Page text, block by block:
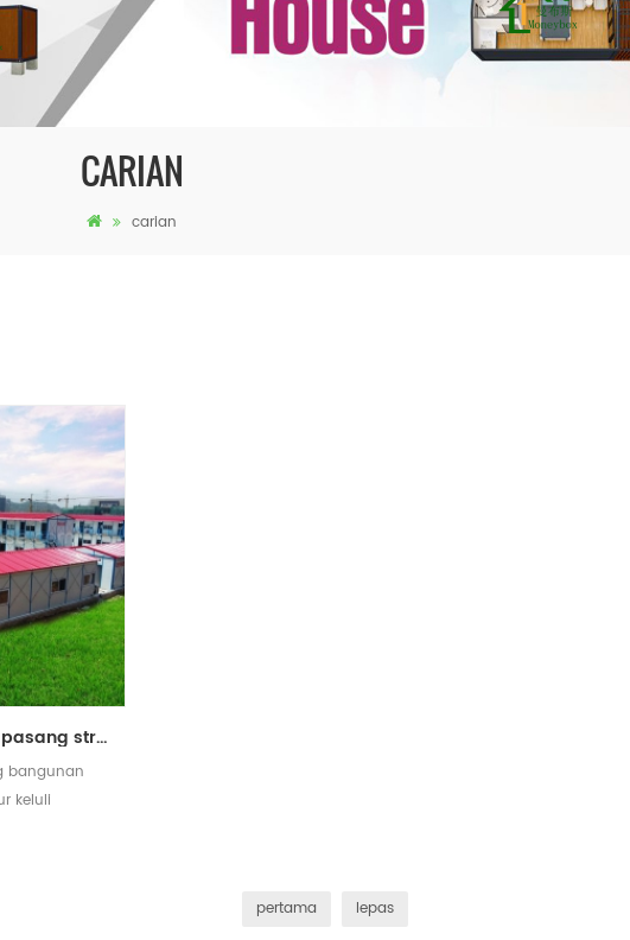
CARIAN
carian
cepat dan pantas pasang struktur bangunan sekolah binaan bangunan pasir untuk dijual
bangunan
keluli
pertama
lepas